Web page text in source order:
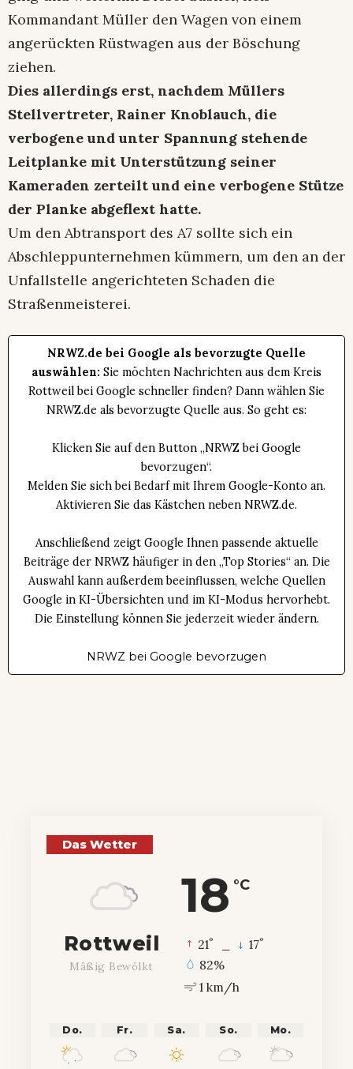
Kommandant Müller den Wagen von einem
angerückten Rüstwagen aus der Böschung
ziehen.
Dies allerdings erst, nachdem Müllers
Stellvertreter, Rainer Knoblauch, die
verbogene und unter Spannung stehende
Leitplanke mit Unterstützung seiner
Kameraden zerteilt und eine verbogene Stütze
der Planke abgeflext hatte.
Um den Abtransport des A7 sollte sich ein
Abschleppunternehmen kümmern, um den an der
Unfallstelle angerichteten Schaden die
Straßenmeisterei.
NRWZ.de bei Google als bevorzugte Quelle
auswählen: Sie möchten Nachrichten aus dem Kreis
Rottweil bei Google schneller finden? Dann wählen Sie
NRWZ.de als bevorzugte Quelle aus. So geht es:
Klicken Sie auf den Button „NRWZ bei Google
bevorzugen“.
Melden Sie sich bei Bedarf mit Ihrem Google-Konto an.
Aktivieren Sie das Kästchen neben NRWZ.de.
Anschließend zeigt Google Ihnen passende aktuelle
Beiträge der NRWZ häufiger in den „Top Stories“ an. Die
Auswahl kann außerdem beeinflussen, welche Quellen
Google in KI-Übersichten und im KI-Modus hervorhebt.
Die Einstellung können Sie jederzeit wieder ändern.
NRWZ bei Google bevorzugen
Das Wetter
18 °C
Rottweil
Mäßig Bewölkt
21° 17°
82%
1 km/h
Do. Fr. Sa. So. Mo.